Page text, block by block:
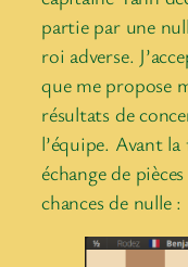
partie par une
roi adverse.
que me propose
résultats de
l’équipe. Avant
échange de
chances de nulle :